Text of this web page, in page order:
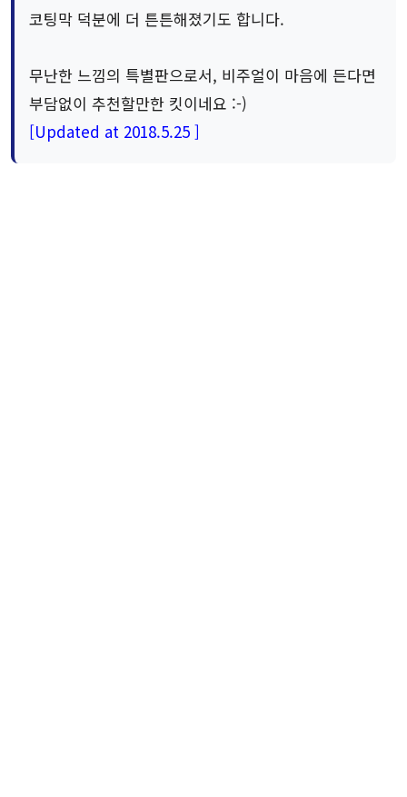
코팅막 덕분에 더 튼튼해졌기도 합니다.
무난한 느낌의 특별판으로서, 비주얼이 마음에 든다면
부담없이 추천할만한 킷이네요 :-)
[Updated at 2018.5.25 ]